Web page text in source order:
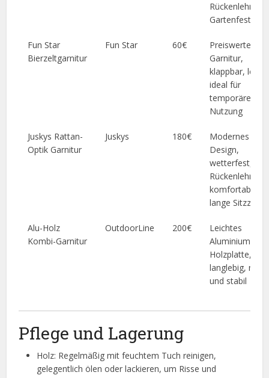
Rückenlehne,
Gartenfeste
Fun Star
Bierzeltgarnitur
Fun Star 60€
Preiswerte
Garnitur,
klappbar,
ideal für
temporäre
Nutzung
Juskys Rattan-
Optik Garnitur
Juskys 180€
Modernes
Design,
wetterfest,
Rückenlehnen,
komfortabel
lange
Alu-Holz
Kombi-Garnitur
OutdoorLine 200€
Leichtes
Holzplatte,
langlebig,
und stabil
Pflege und Lagerung
Holz: Regelmäßig mit feuchtem Tuch reinigen,
gelegentlich ölen oder lackieren, um Risse und